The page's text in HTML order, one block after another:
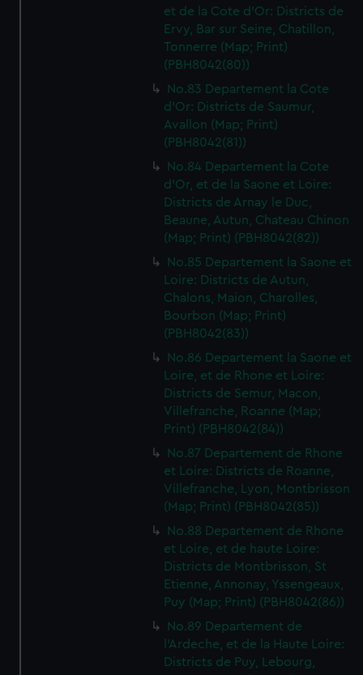
et de la Cote d'Or: Districts de
Ervy, Bar sur Seine, Chatillon,
Tonnerre (Map; Print)
(PBH8042(80))
No.83 Departement la Cote
d'Or: Districts de Saumur,
Avallon (Map; Print)
(PBH8042(81))
No.84 Departement la Cote
d'Or, et de la Saone et Loire:
Districts de Arnay le Duc,
Beaune, Autun, Chateau Chinon
(Map; Print) (PBH8042(82))
No.85 Departement la Saone et
Loire: Districts de Autun,
Chalons, Maion, Charolles,
Bourbon (Map; Print)
(PBH8042(83))
No.86 Departement la Saone et
Loire, et de Rhone et Loire:
Districts de Semur, Macon,
Villefranche, Roanne (Map;
Print) (PBH8042(84))
No.87 Departement de Rhone
et Loire: Districts de Roanne,
Villefranche, Lyon, Montbrisson
(Map; Print) (PBH8042(85))
No.88 Departement de Rhone
et Loire, et de haute Loire:
Districts de Montbrisson, St
Etienne, Annonay, Yssengeaux,
Puy (Map; Print) (PBH8042(86))
No.89 Departement de
l'Ardeche, et de la Haute Loire:
Districts de Puy, Lebourg,